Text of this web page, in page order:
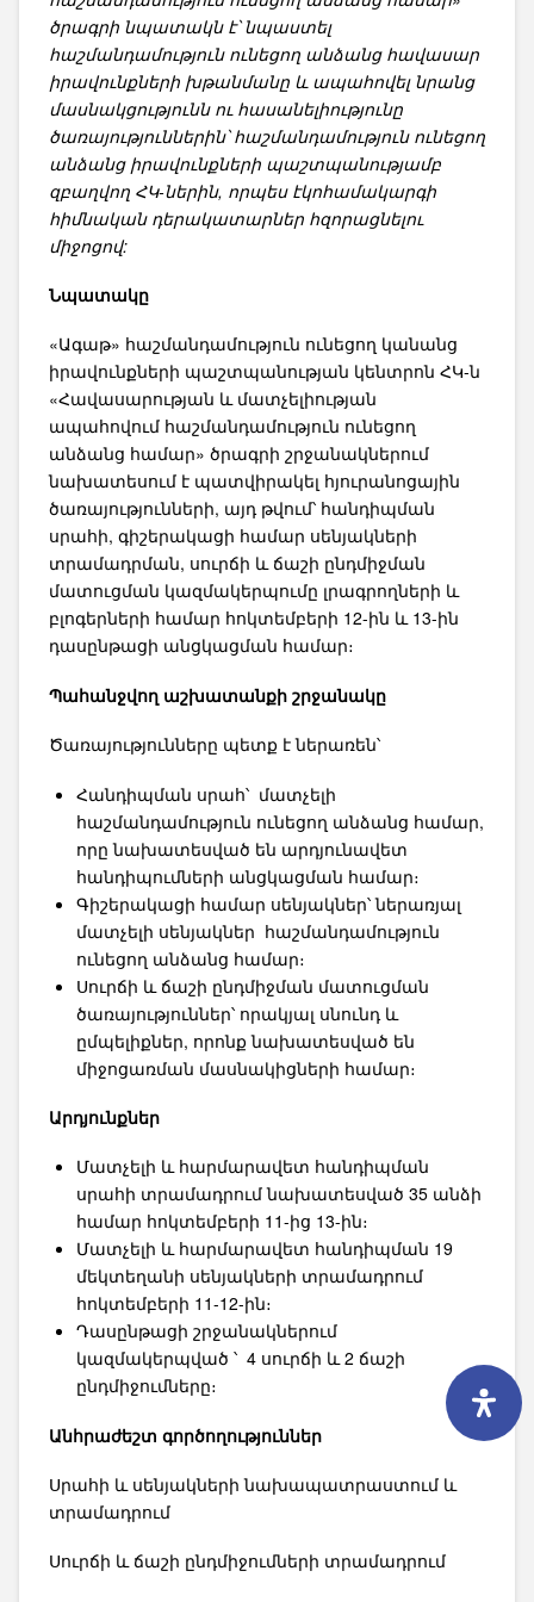
ծրագրի նպատակն է՝ նպաստել
հաշմանդամություն ունեցող անձանց հավասար
իրավունքների խթանմանը և ապահովել նրանց
մասնակցությունն ու հասանելիությունը
ծառայություններին՝ հաշմանդամություն ունեցող
անձանց իրավունքների պաշտպանությամբ
զբաղվող ՀԿ-ներին, որպես էկոհամակարգի
հիմնական դերակատարներ հզորացնելու
միջոցով:
Նպատակը
«Ագաթ» հաշմանդամություն ունեցող կանանց
իրավունքների պաշտպանության կենտրոն ՀԿ-ն
«Հավասարության և մատչելիության
ապահովում հաշմանդամություն ունեցող
անձանց համար» ծրագրի շրջանակներում
նախատեսում է պատվիրակել հյուրանոցային
ծառայությունների, այդ թվում՝ հանդիպման
սրահի, գիշերակացի համար սենյակների
տրամադրման, սուրճի և ճաշի ընդմիջման
մատուցման կազմակերպումը լրագրողների և
բլոգերների համար հոկտեմբերի 12-ին և 13-ին
դասընթացի անցկացման համար։
Պահանջվող աշխատանքի շրջանակը
Ծառայությունները պետք է ներառեն՝
Հանդիպման սրահ՝ մատչելի
հաշմանդամություն ունեցող անձանց համար,
որը նախատեսված են արդյունավետ
հանդիպումների անցկացման համար։
Գիշերակացի համար սենյակներ՝ ներառյալ
մատչելի սենյակներ հաշմանդամություն
ունեցող անձանց համար։
Սուրճի և ճաշի ընդմիջման մատուցման
ծառայություններ՝ որակյալ սնունդ և
ըմպելիքներ, որոնք նախատեսված են
միջոցառման մասնակիցների համար։
Արդյունքներ
Մատչելի և հարմարավետ հանդիպման
սրահի տրամադրում նախատեսված 35 անձի
համար հոկտեմբերի 11-ից 13-ին։
Մատչելի և հարմարավետ հանդիպման 19
մեկտեղանի սենյակների տրամադրում
հոկտեմբերի 11-12-ին։
Դասընթացի շրջանակներում
կազմակերպված ՝ 4 սուրճի և 2 ճաշի
ընդմիջումները։
Անհրաժեշտ գործողություններ
Սրահի և սենյակների նախապատրաստում և
տրամադրում
Սուրճի և ճաշի ընդմիջումների տրամադրում